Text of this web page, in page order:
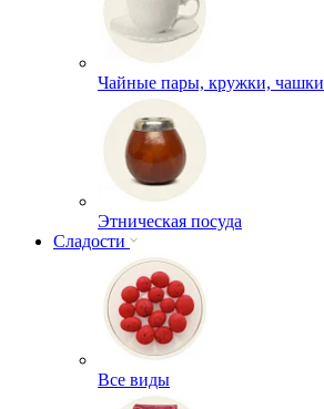
Чайные пары, кружки, чашки
Этническая посуда
Сладости
Все виды